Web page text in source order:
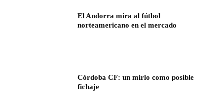
El Andorra mira al fútbol
norteamericano en el mercado
Córdoba CF: un mirlo como posible
fichaje